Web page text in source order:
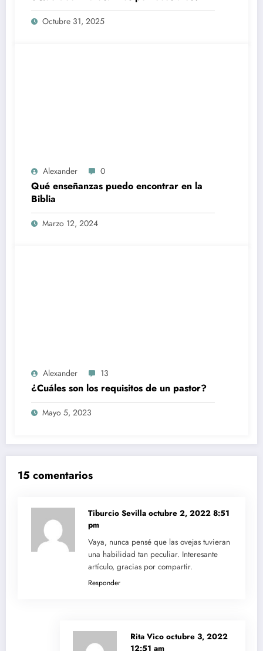
Octubre 31, 2025
Alexander 0
Qué enseñanzas puedo encontrar en la
Biblia
Marzo 12, 2024
Alexander 13
¿Cuáles son los requisitos de un pastor?
Mayo 5, 2023
15 comentarios
Tiburcio Sevilla octubre 2, 2022 8:51
pm
Vaya, nunca pensé que las ovejas tuvieran
una habilidad tan peculiar. Interesante
artículo, gracias por compartir.
Responder
Rita Vico octubre 3, 2022
12:51 am